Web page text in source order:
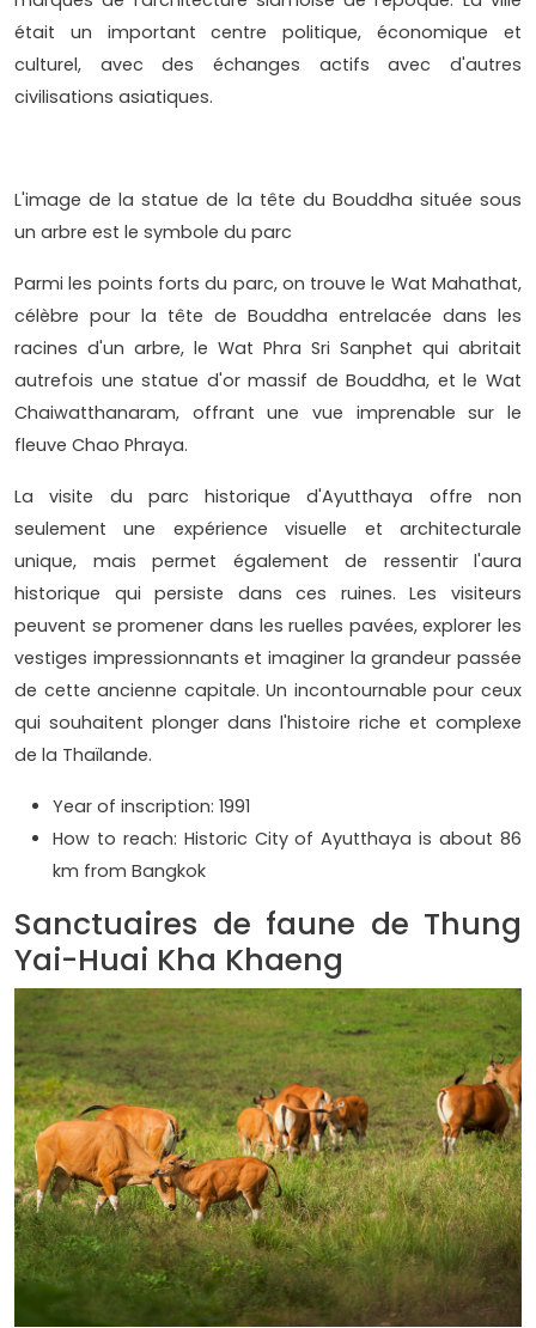
était un important centre politique, économique et
culturel, avec des échanges actifs avec d'autres
civilisations asiatiques.
L'image de la statue de la tête du Bouddha située sous
un arbre est le symbole du parc
Parmi les points forts du parc, on trouve le Wat Mahathat,
célèbre pour la tête de Bouddha entrelacée dans les
racines d'un arbre, le Wat Phra Sri Sanphet qui abritait
autrefois une statue d'or massif de Bouddha, et le Wat
Chaiwatthanaram, offrant une vue imprenable sur le
fleuve Chao Phraya.
La visite du parc historique d'Ayutthaya offre non
seulement une expérience visuelle et architecturale
unique, mais permet également de ressentir l'aura
historique qui persiste dans ces ruines. Les visiteurs
peuvent se promener dans les ruelles pavées, explorer les
vestiges impressionnants et imaginer la grandeur passée
de cette ancienne capitale. Un incontournable pour ceux
qui souhaitent plonger dans l'histoire riche et complexe
de la Thaïlande.
Year of inscription: 1991
How to reach: Historic City of Ayutthaya is about 86
km from Bangkok
Sanctuaires de faune de Thung
Yai-Huai Kha Khaeng